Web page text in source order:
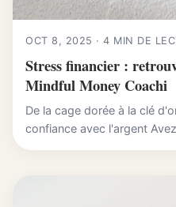
OCT 8, 2025 · 4 MIN DE
Stress financier :
Mindful Money Coachi
De la cage dorée à la clé
confiance avec l'argent